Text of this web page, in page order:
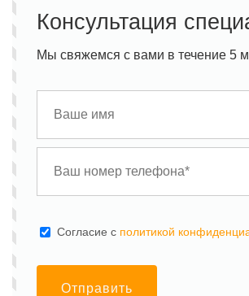
Консультация
Мы свяжемся с вами в течение 5
Cогласие с политикой
Отправить